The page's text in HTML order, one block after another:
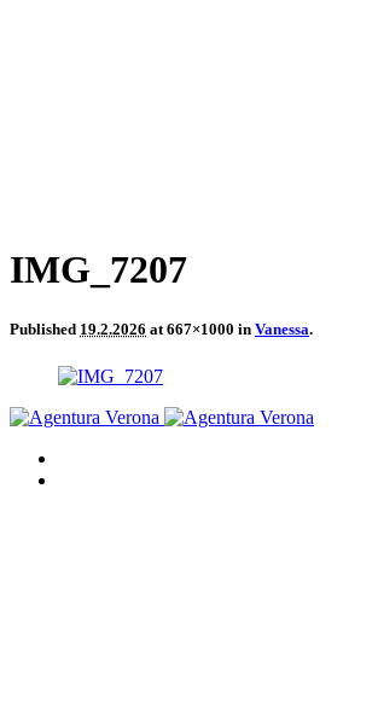
IMG_7207
Published 19.2.2026 at 667×1000 in Vanessa.